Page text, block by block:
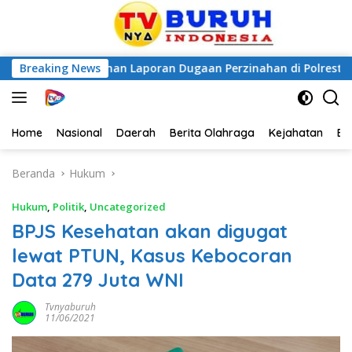
Breaking NewsLaporan Dugaan Perzinahan di Polrestabes
Home Nasional Daerah Berita Olahraga Kejahatan
Beranda Hukum
Hukum, Politik, Uncategorized
BPJS Kesehatan akan digugat
lewat PTUN, Kasus Kebocoran
Data 279 Juta WNI
Tvnyaburuh
11/06/2021